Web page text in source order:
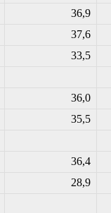
36,9
37,6
33,5
36,0
35,5
36,4
28,9